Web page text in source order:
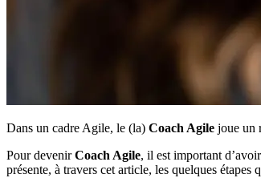
Dans un cadre Agile, le (la) Coach Agile joue un
Pour devenirCoach Agile, il est important
présente, à travers cet article, les quelques